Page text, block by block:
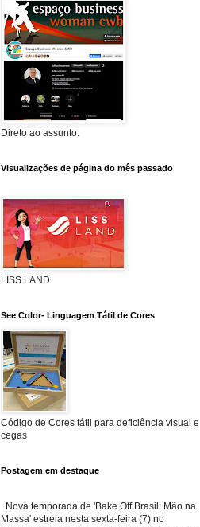
Direto ao assunto.
Visualizações de página do mês passado
LISS LAND
See Color- Linguagem Tátil de Cores
Código de Cores tátil para deficiência visual e
cegas
Postagem em destaque
Nova temporada de 'Bake Off Brasil: Mão na
Massa' estreia nesta sexta-feira (7) no